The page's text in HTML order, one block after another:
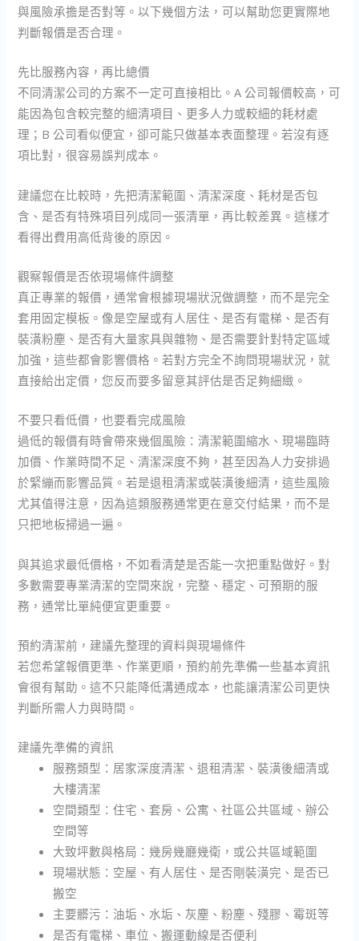
與風險承擔是否對等。以下幾個方法，可以幫助您更實際地
判斷報價是否合理。
先比服務內容，再比總價
不同清潔公司的方案不一定可直接相比。A 公司報價較高，可
能因為包含較完整的細清項目、更多人力或較細的耗材處
理；B 公司看似便宜，卻可能只做基本表面整理。若沒有逐
項比對，很容易誤判成本。
建議您在比較時，先把清潔範圍、清潔深度、耗材是否包
含、是否有特殊項目列成同一張清單，再比較差異。這樣才
看得出費用高低背後的原因。
觀察報價是否依現場條件調整
真正專業的報價，通常會根據現場狀況做調整，而不是完全
套用固定模板。像是空屋或有人居住、是否有電梯、是否有
裝潢粉塵、是否有大量家具與雜物、是否需要針對特定區域
加強，這些都會影響價格。若對方完全不詢問現場狀況，就
直接給出定價，您反而要多留意其評估是否足夠細緻。
不要只看低價，也要看完成風險
過低的報價有時會帶來幾個風險：清潔範圍縮水、現場臨時
加價、作業時間不足、清潔深度不夠，甚至因為人力安排過
於緊繃而影響品質。若是退租清潔或裝潢後細清，這些風險
尤其值得注意，因為這類服務通常更在意交付結果，而不是
只把地板掃過一遍。
與其追求最低價格，不如看清楚是否能一次把重點做好。對
多數需要專業清潔的空間來說，完整、穩定、可預期的服
務，通常比單純便宜更重要。
預約清潔前，建議先整理的資料與現場條件
若您希望報價更準、作業更順，預約前先準備一些基本資訊
會很有幫助。這不只能降低溝通成本，也能讓清潔公司更快
判斷所需人力與時間。
建議先準備的資訊
服務類型：居家深度清潔、退租清潔、裝潢後細清或
大樓清潔
空間類型：住宅、套房、公寓、社區公共區域、辦公
空間等
大致坪數與格局：幾房幾廳幾衛，或公共區域範圍
現場狀態：空屋、有人居住、是否剛裝潢完、是否已
搬空
主要髒污：油垢、水垢、灰塵、粉塵、殘膠、霉斑等
是否有電梯、車位、搬運動線是否便利